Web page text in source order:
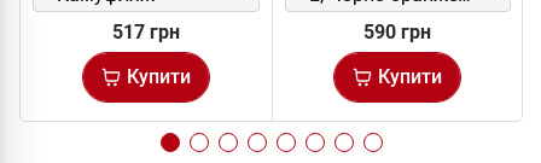
517 грн
Купити
590 грн
Купити